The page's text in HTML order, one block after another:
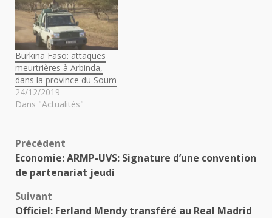
Burkina Faso: attaques
meurtrières à Arbinda,
dans la province du Soum
24/12/2019
Dans "Actualités"
Navigation
d’article
Précédent
Economie: ARMP-UVS: Signature d’une convention
de partenariat jeudi
Suivant
Officiel: Ferland Mendy transféré au Real Madrid